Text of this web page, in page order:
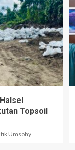
Topsoil
Umsohy